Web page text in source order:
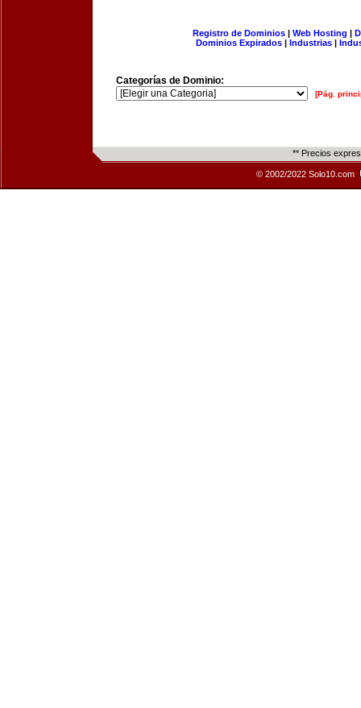
Registro de Dominios| Web Hosting |
Dominios Expirados | Industrias |
Categorías de Dominio:
[Pág.
** Precios
© 2002/2022 Solo10.com